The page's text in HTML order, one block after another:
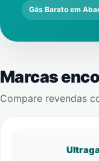
Gás Barato em
Marcas
Compare revendas